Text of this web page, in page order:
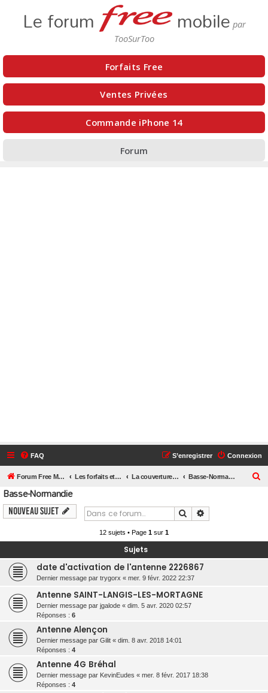
Le forum mobile
Forfaits Free
Ventes Privées
Commande iPhone 14
Forum
FAQ Connexion
S’enregistrer
Forum Free Mobile Les forfaits et le réseau Free Mobile La couverture Free Mobile près de chez vous Basse-Normandie
Basse-Normandie
Nouveau sujet Rechercher
12 sujets • Page 1 sur 1
Sujets
date d'activation de l'antenne 2226867
Dernier message par trygorx « mer. 9 févr. 2022 22:37
Antenne SAINT-LANGIS-LES-MORTAGNE
Dernier message par jgalode « dim. 5 avr. 2020 02:57
Réponses : 6
Antenne Alençon
Dernier message par Gilit « dim. 8 avr. 2018 14:01
Réponses : 4
Antenne 4G Bréhal
Dernier message par KevinEudes « mer. 8 févr. 2017 18:38
Réponses : 4